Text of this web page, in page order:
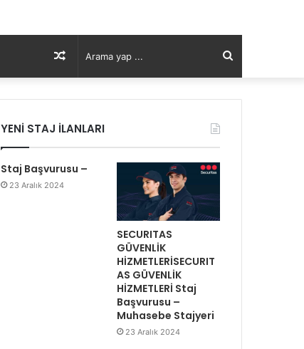
yap
Rastgele
Makale
YENİ STAJ İLANLARI
Staj Başvurusu –
23 Aralık 2024
SECURITAS
GÜVENLİK
HİZMETLERİSECURIT
AS GÜVENLİK
HİZMETLERİ Staj
Başvurusu –
Muhasebe Stajyeri
23 Aralık 2024